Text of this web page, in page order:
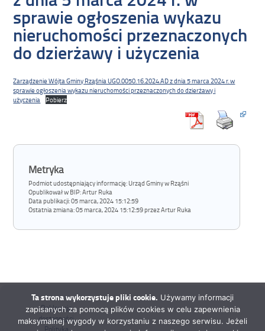
sprawie ogłoszenia wykazu
nieruchomości przeznaczonych
do dzierżawy i użyczenia
Zarządzenie Wójta Gminy Rząśnia UGO.0050.16.2024.AD z dnia 5 marca 2024 r. w
sprawie ogłoszenia wykazu nieruchomości przeznaczonych do dzierżawy i
użyczenia
Pobierz
Metryka
Podmiot udostępniający informację: Urząd Gminy w Rząśni
Opublikował w BIP:Artur Ruka
Data publikacji:05 marca, 2024 15:12:59
Ostatnia zmiana:05 marca, 2024 15:12:59 przez Artur Ruka
Deklaracja
dostępności
Polityka
Ta strona wykorzystuje pliki cookie. Używamy informacji
zapisanych za pomocą plików cookies w celu zapewnienia
maksymalnej wygody w korzystaniu z naszego serwisu. Jeżeli